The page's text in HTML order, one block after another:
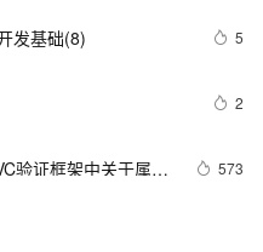
发基础(8) 5
2
验证框架中关于属性
573
Façade Pattern）